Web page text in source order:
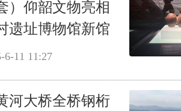
）仰韶文物亮相
遗址博物馆新馆
6-11 11:27
河大桥全桥钢桁